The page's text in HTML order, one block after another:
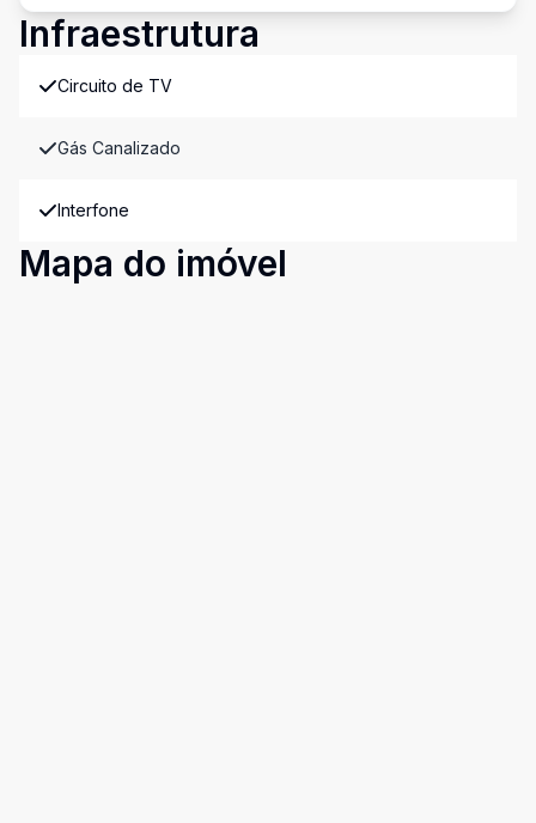
Infraestrutura
Circuito de TV
Gás Canalizado
Interfone
Mapa do imóvel